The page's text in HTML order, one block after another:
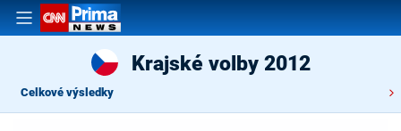
Krajské volby 2012
Celkové výsledky